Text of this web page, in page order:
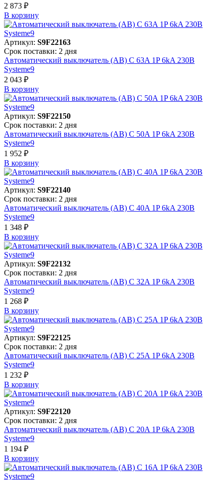
2 873 ₽
В корзинy
Артикул: S9F22163
Срок поставки: 2 дня
Автоматический выключатель (АВ) C 63A 1P 6kA 230В
Systeme9
2 043 ₽
В корзинy
Артикул: S9F22150
Срок поставки: 2 дня
Автоматический выключатель (АВ) C 50A 1P 6kA 230В
Systeme9
1 952 ₽
В корзинy
Артикул: S9F22140
Срок поставки: 2 дня
Автоматический выключатель (АВ) C 40A 1P 6kA 230В
Systeme9
1 348 ₽
В корзинy
Артикул: S9F22132
Срок поставки: 2 дня
Автоматический выключатель (АВ) C 32A 1P 6kA 230В
Systeme9
1 268 ₽
В корзинy
Артикул: S9F22125
Срок поставки: 2 дня
Автоматический выключатель (АВ) C 25A 1P 6kA 230В
Systeme9
1 232 ₽
В корзинy
Артикул: S9F22120
Срок поставки: 2 дня
Автоматический выключатель (АВ) C 20A 1P 6kA 230В
Systeme9
1 194 ₽
В корзинy